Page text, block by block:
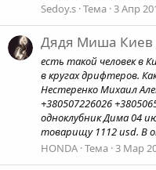
Sedoy.s Тема 3 Апр
Дядя Миша Киев
есть такой человек в
в кругах дрифтеров.
Нестеренко Михаил
+380507226026
одноклубник Дима 04
товарищу 1112 usd. В
HONDA Тема 3 Мар